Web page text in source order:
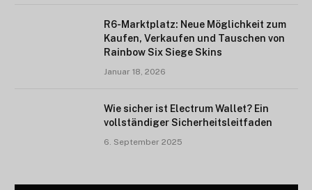
R6-Marktplatz: Neue Möglichkeit zum
Kaufen, Verkaufen und Tauschen von
Rainbow Six Siege Skins
Januar 18, 2026
Wie sicher ist Electrum Wallet? Ein
vollständiger Sicherheitsleitfaden
6. September 2025